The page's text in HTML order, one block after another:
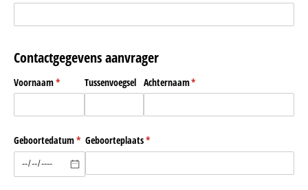
Contactgegevens aanvrager
Voornaam*
(is vereist)Tussenvoegsel Achternaam*
(is vereist)
Geboortedatum*
(is vereist)
Geboorteplaats*
(is vereist)